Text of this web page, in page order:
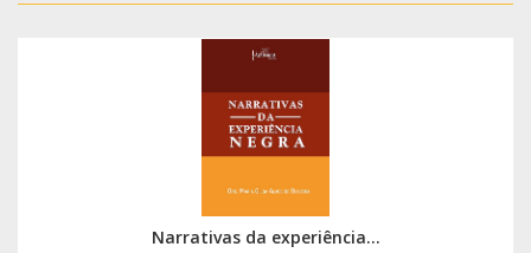
Narrativas da experiência...